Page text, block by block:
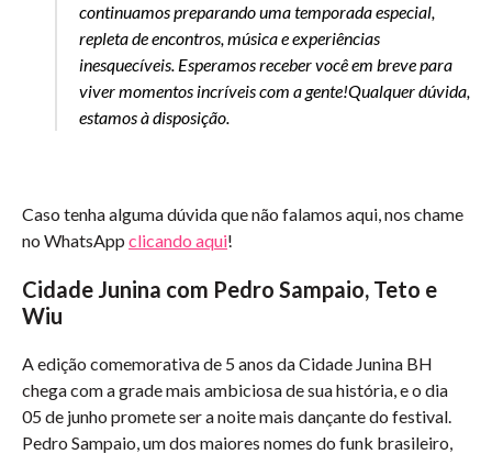
continuamos preparando uma temporada especial,
repleta de encontros, música e experiências
inesquecíveis. Esperamos receber você em breve para
viver momentos incríveis com a gente!Qualquer dúvida,
estamos à disposição.
Caso tenha alguma dúvida que não falamos aqui, nos chame
no WhatsApp clicando aqui!
Cidade Junina com Pedro Sampaio, Teto e
Wiu
A edição comemorativa de 5 anos da Cidade Junina BH
chega com a grade mais ambiciosa de sua história, e o dia
05 de junho promete ser a noite mais dançante do festival.
Pedro Sampaio, um dos maiores nomes do funk brasileiro,